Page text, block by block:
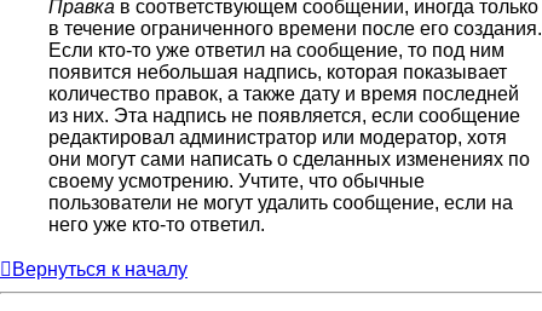
Правка в соответствующем сообщении, иногда только
в течение ограниченного времени после его создания.
Если кто-то уже ответил на сообщение, то под ним
появится небольшая надпись, которая показывает
количество правок, а также дату и время последней
из них. Эта надпись не появляется, если сообщение
редактировал администратор или модератор, хотя
они могут сами написать о сделанных изменениях по
своему усмотрению. Учтите, что обычные
пользователи не могут удалить сообщение, если на
него уже кто-то ответил.
Вернуться к началу